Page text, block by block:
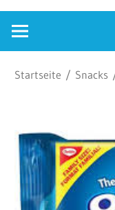
Club
Startseite / Snacks